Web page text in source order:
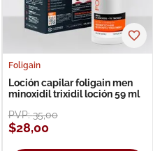
Foligain
Loción capilar foligain men
minoxidil trixidil loción 59 ml
PVP:35,00
$28,00